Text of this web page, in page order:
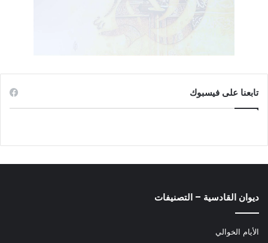
“ومني أنا أرتحشستا الملك صدر أمر إلى كل الخزنة الذين في عبر
فليعمل بسرعة. وكل من لا يعمل شريعة إلهك وشريعة الملك فليُقضَ
عليه عاجلاً إما بالموت أو بالنفي أو بغرامة المال أو بالحبس”.
على يد طائفة يهودية من أتباع الكاهن عزرا تأسست بإشراف الفرس
وتوجيههم تسمى (الفرزيين أو الفرسيين أو الفريسيين) يشكلون
بعد، فصارت كلها تعرف بـ(بلاد فارس).. (قارن هذا بالروايات الشيعية
تابعنا على فيسبوك
ديوان القادسية – التصنيفات
الأيام الخوالي